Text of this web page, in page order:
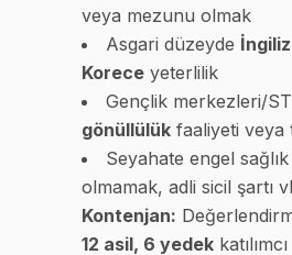
veya mezunu olmak
Asgari düzeyde
Korece yeterlilik
Gençlik merkezleri/
gönüllülük faaliyeti veya
Seyahate engel
olmamak, adli sicil şartı
Kontenjan:
12 asil, 6 yedek katılımcı